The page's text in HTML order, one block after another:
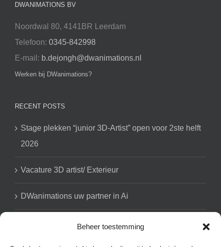
Beheer toestemming
DWANIMATIONS BV
Noordwal 80, 4141BR Leerdam
Telefoon: 0345-842998
E-mail: b.dejongh@dwanimations.nl
Werken bij DWanimations?
RECENT POSTS
Stage plekken “junior 3D-Artist” open voor 2ste helft
2026
Vacature 3D artist/ Exterieur
DWanimations uw partner in Ai